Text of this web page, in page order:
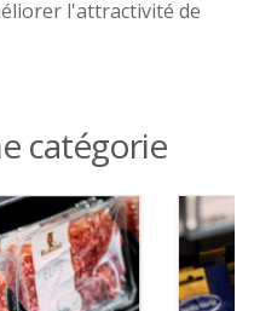
l'attractivité de
catégorie